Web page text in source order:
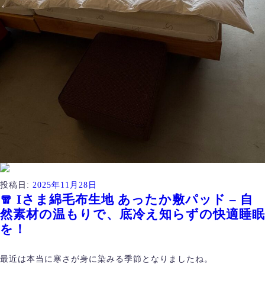
投稿日: 2025年11月28日
🧣 Iさま綿毛布生地 あったか敷パッド – 自
然素材の温もりで、底冷え知らずの快適睡眠
を！
最近は本当に寒さが身に染みる季節となりましたね。